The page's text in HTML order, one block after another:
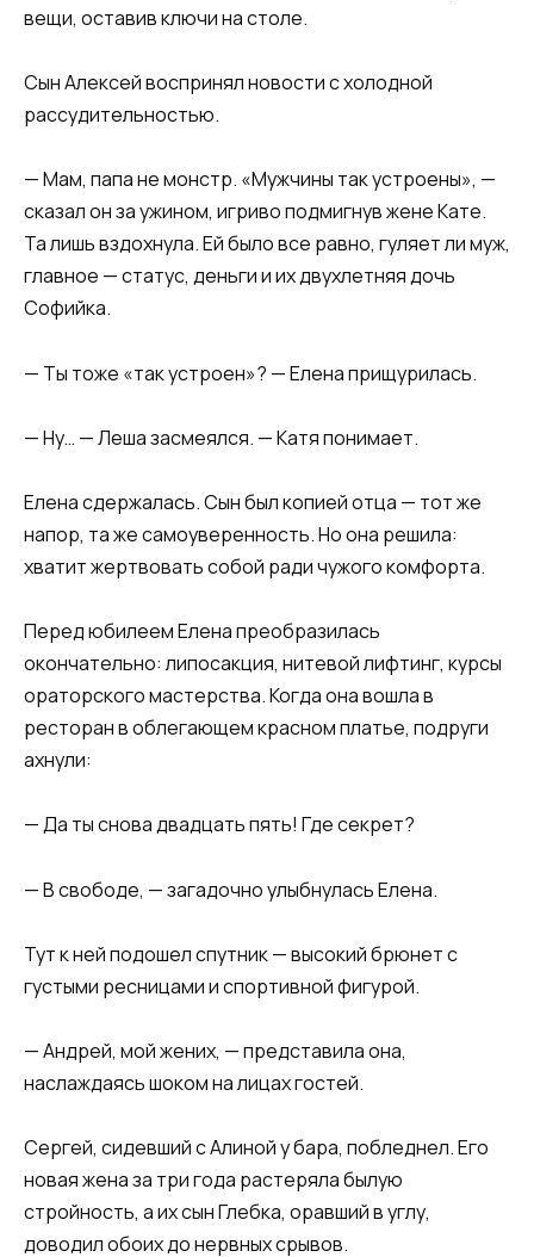
вещи, оставив ключи на столе.​
​Сын Алексей воспринял новости с холодной
рассудительностью.​
​— Мам, папа не монстр. «Мужчины так устроены», —
сказал он за ужином, игриво подмигнув жене Кате.
Та лишь вздохнула. Ей было все равно, гуляет ли муж,
главное — статус, деньги и их двухлетняя дочь
Софийка.​
​— Ты тоже «так устроен»? — Елена прищурилась.​
​— Ну… — Леша засмеялся. — Катя понимает.​
​Елена сдержалась. Сын был копией отца — тот же
напор, та же самоуверенность. Но она решила:
хватит жертвовать собой ради чужого комфорта.​
​Перед юбилеем Елена преобразилась
окончательно: липосакция, нитевой лифтинг, курсы
ораторского мастерства. Когда она вошла в
ресторан в облегающем красном платье, подруги
ахнули:​
​— Да ты снова двадцать пять! Где секрет?​
​— В свободе, — загадочно улыбнулась Елена.​
​Тут к ней подошел спутник — высокий брюнет с
густыми ресницами и спортивной фигурой.​
​— Андрей, мой жених, — представила она,
наслаждаясь шоком на лицах гостей.​
​Сергей, сидевший с Алиной у бара, побледнел. Его
новая жена за три года растеряла былую
стройность, а их сын Глебка, оравший в углу,
доводил обоих до нервных срывов.​